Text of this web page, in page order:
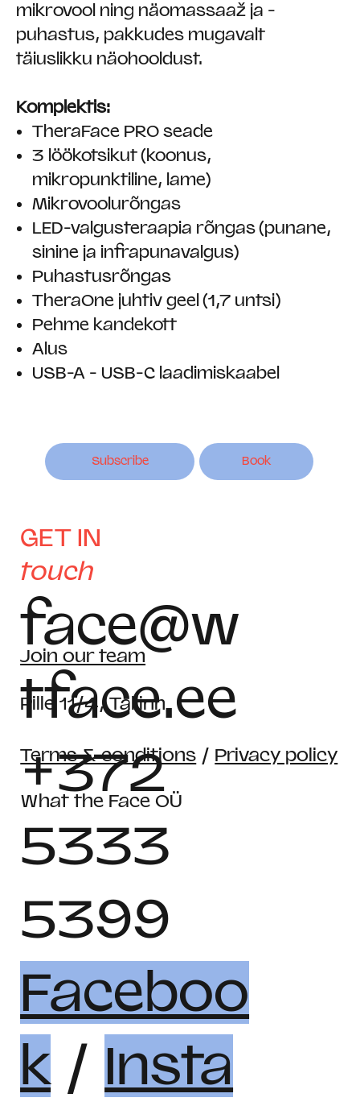
mikrovool ning näomassaaž ja -
puhastus, pakkudes mugavalt
täiuslikku näohooldust.
Komplektis:
TheraFace PRO seade
3 löökotsikut (koonus,
mikropunktiline, lame)
Mikrovoolurõngas
LED-valgusteraapia rõngas (punane,
sinine ja infrapunavalgus)
Puhastusrõngas
TheraOne juhtiv geel (1,7 untsi)
Pehme kandekott
Alus
USB-A - USB-C laadimiskaabel
Pille 11/4, Tallinn
What the Face OÜ
Terms & conditions / Privacy policy
Join our team
Subscribe Book
GET IN
touch
face@w
tface.ee
+372
5333
5399
Faceboo
k / Insta